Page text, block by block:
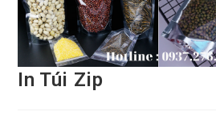
In Túi Zip